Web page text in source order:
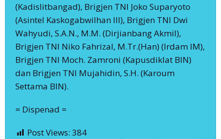
(Kadislitbangad), Brigjen TNI Joko Suparyoto
(Asintel Kaskogabwilhan III), Brigjen TNI Dwi
Wahyudi, S.A.N., M.M. (Dirjianbang Akmil),
Brigjen TNI Niko Fahrizal, M.Tr.(Han) (Irdam IM),
Brigjen TNI Moch. Zamroni (Kapusdiklat BIN)
dan Brigjen TNI Mujahidin, S.H. (Karoum
Settama BIN).
= Dispenad =
Post Views: 384